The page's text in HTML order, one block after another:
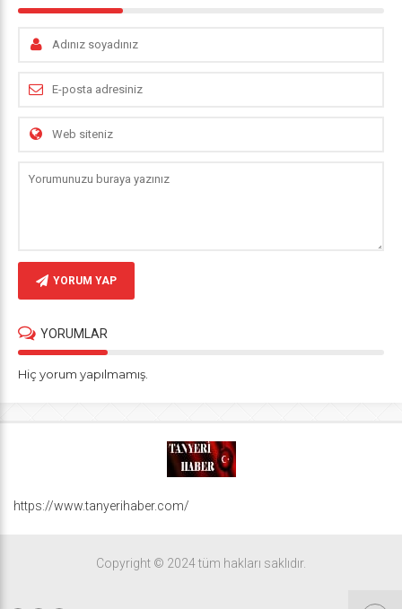
YORUM YAP
YORUMLAR
Hiç yorum yapılmamış.
https://www.tanyerihaber.com/
Copyright © 2024 tüm hakları saklıdır.